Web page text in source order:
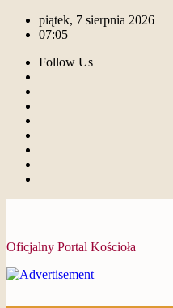
piątek, 7 sierpnia 2026
07:05
Follow Us
Oficjalny Portal Kościoła